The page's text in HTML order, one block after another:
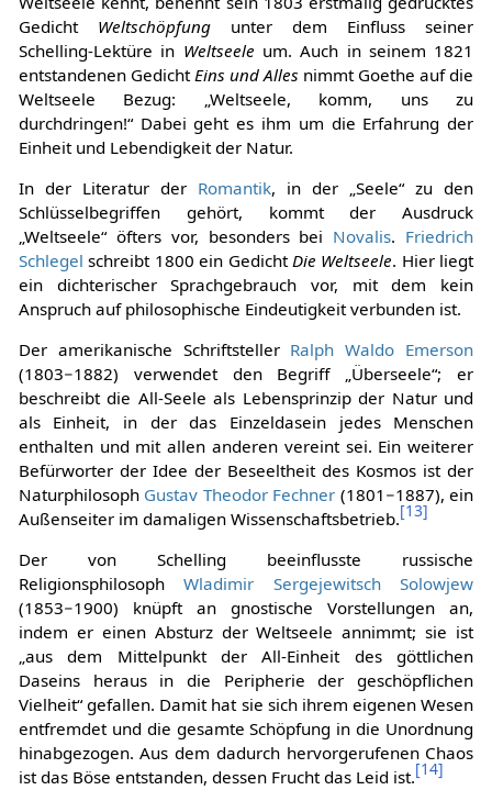
Gedicht Weltschöpfungunter dem Einfluss seiner
Schelling-Lektüre in Weltseele um. Auch in seinem 1821
entstandenen Gedicht Eins und Alles nimmt Goethe auf die
Weltseele Bezug: „Weltseele, komm, uns zu
durchdringen!“ Dabei geht es ihm um die Erfahrung der
Einheit und Lebendigkeit der Natur.
In der Literatur der Romantik, in der „Seele“ zu den
Schlüsselbegriffen gehört, kommt der Ausdruck
„Weltseele“ öfters vor, besonders bei Novalis. Friedrich
Schlegel schreibt 1800 ein Gedicht Die Weltseele. Hier liegt
ein dichterischer Sprachgebrauch vor, mit dem kein
Anspruch auf philosophische Eindeutigkeit verbunden ist.
Der amerikanische Schriftsteller Ralph Waldo Emerson
(1803−1882) verwendet den Begriff „Überseele“; er
beschreibt die All-Seele als Lebensprinzip der Natur und
als Einheit, in der das Einzeldasein jedes Menschen
enthalten und mit allen anderen vereint sei. Ein weiterer
Befürworter der Idee der Beseeltheit des Kosmos ist der
Naturphilosoph Gustav Theodor Fechner (1801−1887), ein
Außenseiter im damaligen Wissenschaftsbetrieb.[13]
Der von Schelling beeinflusste russische
ReligionsphilosophWladimir Sergejewitsch Solowjew
(1853−1900) knüpft an gnostische Vorstellungen an,
indem er einen Absturz der Weltseele annimmt; sie ist
„aus dem Mittelpunkt der All-Einheit des göttlichen
Daseins heraus in die Peripherie der geschöpflichen
Vielheit“ gefallen. Damit hat sie sich ihrem eigenen Wesen
entfremdet und die gesamte Schöpfung in die Unordnung
hinabgezogen. Aus dem dadurch hervorgerufenen Chaos
ist das Böse entstanden, dessen Frucht das Leid ist.[14]